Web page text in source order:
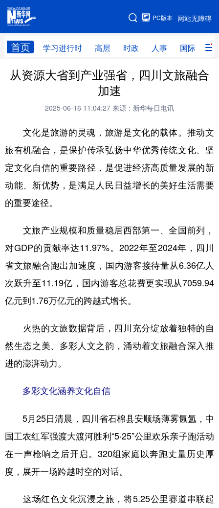
网站无障碍
PC版本
首页 学习进行时 高层 时政 人事 国际 财
网站地图
学习进行时 高层 时政 人事
全球连线
科技 科创 量子 体育
文化 书画 健康 军事
法律
学术中国 乡村振兴 银龄 溯源中国
彩票 娱乐 时尚 悦读
公益 一带一路 亚太网
地方频道
浙江 安徽 福建 江西
山东 河南 湖北 湖南
广西
陕西 甘肃 青海 宁夏
从资源大省到产业强省，四川文旅融合
加速
2025-06-16 11:04:27 来源：新华每日电讯
文化是旅游的灵魂，旅游是文化的载体。推动文
旅有机融合，是保护传承弘扬中华优秀传统文化、坚
定文化自信的重要路径，是促进经济高质量发展的新
动能、新优势，是满足人民日益增长的美好生活需要
的重要途径。
文旅产业规模和质量稳居西部第一、全国前列，
对GDP的贡献率达11.97%。2022年至2024年，四川
省文旅融合跑出加速度，国内游客接待量从6.36亿人
次跃升至11.19亿，国内游客总花费更实现从7059.94
亿元到1.76万亿元的跨越式增长。
火热的文旅数据背后，四川充分绽放着独特的自
然生态之美、多彩人文之韵，涌动着文旅融合深入推
进的澎湃动力。
多彩文化涵养文化自信
5月25日清晨，四川省石棉县安顺场薄雾氤氲，中
国工农红军强渡大渡河胜利“5·25”公里欢乐亲子跑活动
在一声枪响之后开启。320组家庭以奔跑丈量历史厚
度，展开一场跨越时空的对话。
这场红色文化沉浸之旅，将5.25公里赛道串联起